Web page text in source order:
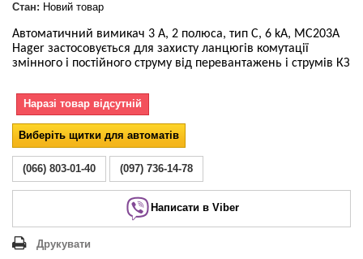
Стан: Новий товар
Автоматичний вимикач 3 А, 2 полюса, тип С, 6 kA, MC203A
Hager застосовується для захисту ланцюгів комутації
змінного і постійного струму від перевантажень і струмів КЗ
Наразі товар відсутній
Виберіть щитки для автоматів
(066) 803-01-40 (097) 736-14-78
Написати в Viber
Друкувати